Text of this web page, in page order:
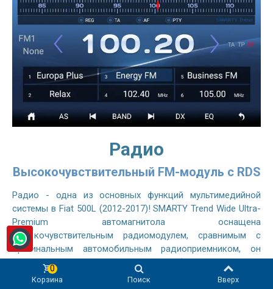
Радио
Высокочувствительный FM-модуль с RDS
Радио - одна из основных функций мультимедийной
системы в Fiat 500L (2012-2017)! SMARTY Trend Wide Ultra-
Premium автомагнитола оснащена
высокочувствительным радиомодулем, сравнимым с
оригинальным автомобильным радиоприемником, он
позволяет слушать FM- и AM-станции без помех. Система
радиоданных (RDS) позволяет FM-радиостанциям
Корзина
0
Поиск Вверх